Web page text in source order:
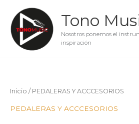
contenido
Tono
Nosotros ponemos el
inspiración
Inicio / PEDALERAS Y ACCCESORIOS
PEDALERAS Y ACCCESORIOS